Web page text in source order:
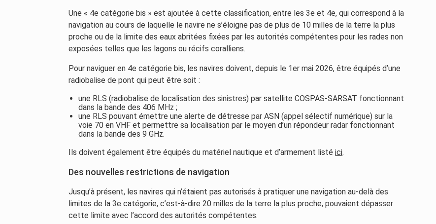
Une « 4e catégorie bis » est ajoutée à cette classification, entre les 3e et 4e, qui correspond à la
navigation au cours de laquelle le navire ne s’éloigne pas de plus de 10 milles de la terre la plus
proche ou de la limite des eaux abritées fixées par les autorités compétentes pour les rades non
exposées telles que les lagons ou récifs coralliens.
Pour naviguer en 4e catégorie bis, les navires doivent, depuis le 1er mai 2026, être équipés d’une
radiobalise de pont qui peut être soit :
une RLS (radiobalise de localisation des sinistres) par satellite COSPAS-SARSAT fonctionnant
dans la bande des 406 MHz ;
une RLS pouvant émettre une alerte de détresse par ASN (appel sélectif numérique) sur la
voie 70 en VHF et permettre sa localisation par le moyen d’un répondeur radar fonctionnant
dans la bande des 9 GHz.
Ils doivent également être équipés du matériel nautique et d’armement listéici.
Des nouvelles restrictions de navigation
Jusqu’à présent, les navires qui n’étaient pas autorisés à pratiquer une navigation au-delà des
limites de la 3e catégorie, c’est-à-dire 20 milles de la terre la plus proche, pouvaient dépasser
cette limite avec l’accord des autorités compétentes.